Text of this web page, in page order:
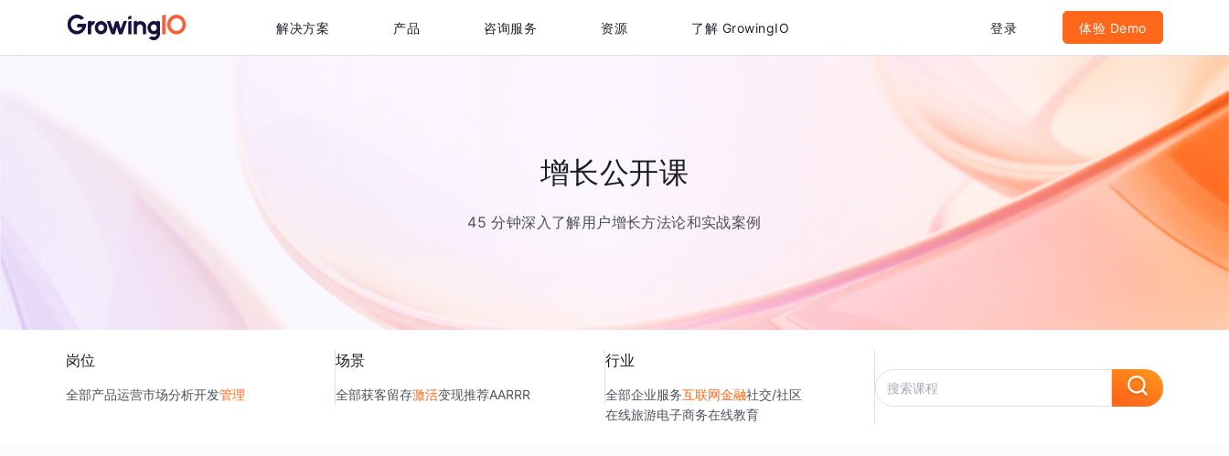
解决方案 产品 咨询服务 资源 了解 GrowingIO 登录 体验 Demo
增长公开课
45 分钟深入了解用户增长方法论和实战案例
岗位
全部产品运营市场分析开发管理
场景
全部获客留存激活变现推荐AARRR
行业
全部企业服务互联网金融社交/社区
在线旅游电子商务在线教育